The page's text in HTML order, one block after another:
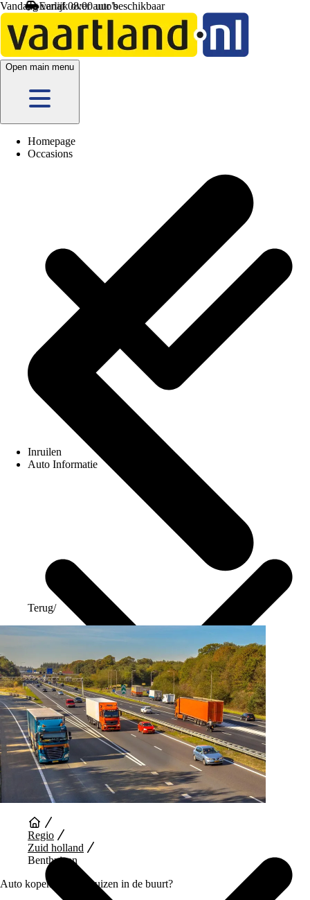
Vandaag vanaf 08:00 uur beschikbaar
Open main menu
Homepage
Occasions
Inruilen
Auto Informatie
Auto Diensten
Terug/
Regio
Zuid holland
Benthuizen
Auto kopen bij Benthuizen in de buurt?